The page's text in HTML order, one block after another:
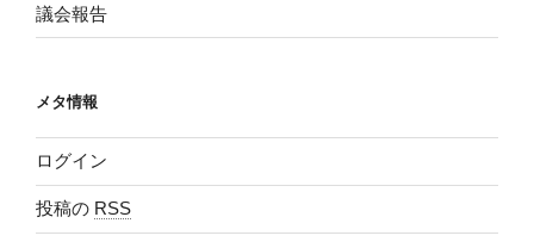
議会報告
メタ情報
ログイン
投稿の RSS